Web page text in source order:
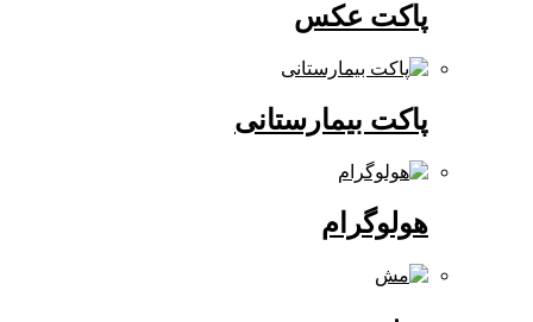
پاکت عکس
پاکت بیمارستانی
هولوگرام